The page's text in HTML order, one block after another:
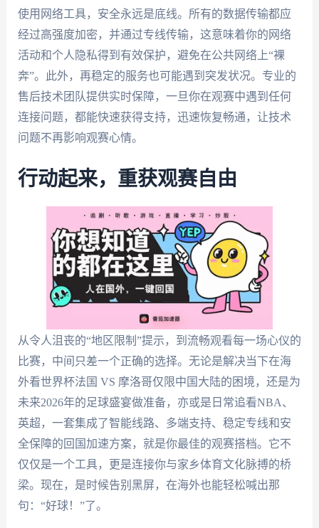
使用网络工具，安全永远是底线。所有的数据传输都应
经过高强度加密，并通过专线传输，这意味着你的网络
活动和个人隐私得到有效保护，避免在公共网络上“裸
奔”。此外，再稳定的服务也可能遇到突发状况。专业的
售后技术团队提供实时保障，一旦你在观赛中遇到任何
连接问题，都能快速获得支持，迅速恢复畅通，让技术
问题不再影响观赛心情。
行动起来，重获观赛自由
从令人沮丧的“地区限制”提示，到流畅观看每一场心仪的
比赛，中间只差一个正确的选择。无论是解决当下在海
外看世界杯法国 VS 摩洛哥仅限中国大陆的困境，还是为
未来2026年的足球盛宴做准备，亦或是日常追看NBA、
英超，一套集成了智能线路、多端支持、稳定专线和安
全保障的回国加速方案，就是你最佳的观赛搭档。它不
仅仅是一个工具，更是连接你与家乡体育文化脉搏的桥
梁。现在，是时候告别黑屏，在海外也能轻松喊出那
句：“好球！”了。